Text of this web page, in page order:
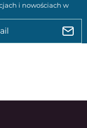
i nowościach w